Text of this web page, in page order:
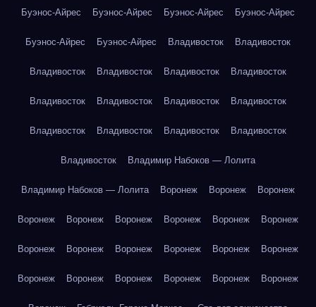
Буэнос-Айрес Буэнос-Айрес Буэнос-Айрес Буэнос-Айрес
Буэнос-Айрес Буэнос-Айрес Владивосток Владивосток
Владивосток Владивосток Владивосток Владивосток
Владивосток Владивосток Владивосток Владивосток
Владивосток Владивосток Владивосток Владивосток
Владивосток Владимир Набоков — Лолита
Владимир Набоков — Лолита Воронеж Воронеж Воронеж
Воронеж Воронеж Воронеж Воронеж Воронеж Воронеж
Воронеж Воронеж Воронеж Воронеж Воронеж Воронеж
Воронеж Воронеж Воронеж Воронеж Воронеж Воронеж